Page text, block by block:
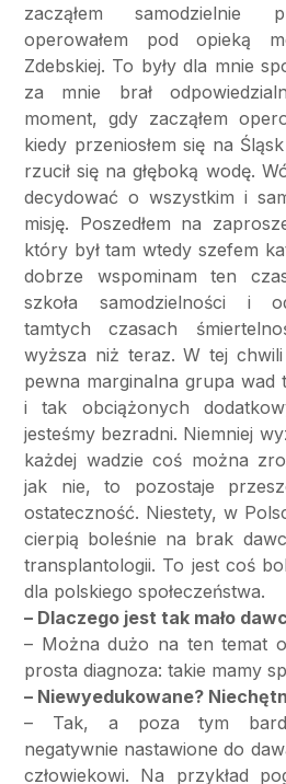
zacząłem samodzielnie
operowałem pod opieką
Zdebskiej. To były dla mnie
za mnie brał
moment, gdy zacząłem
kiedy przeniosłem się na
rzucił się na głęboką wodę.
decydować o wszystkim i
misję. Poszedłem na
który był tam wtedy szefem
dobrze wspominam ten
szkoła samodzielności i
tamtych czasach
wyższa niż teraz. W tej chwili
pewna marginalna grupa wad
i tak obciążonych
jesteśmy bezradni. Niemniej
każdej wadzie coś można
jak nie, to pozostaje
ostateczność. Niestety, w
cierpią boleśnie na brak
transplantologii. To jest coś
dla polskiego społeczeństwa.
– Dlaczego jest tak mało
– Można dużo na ten temat
prosta diagnoza: takie mamy
– Niewyedukowane?
– Tak, a poza tym
negatywnie nastawione do
człowiekowi. Na przykład